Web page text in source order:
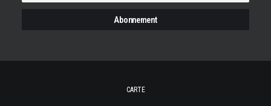
CARTE